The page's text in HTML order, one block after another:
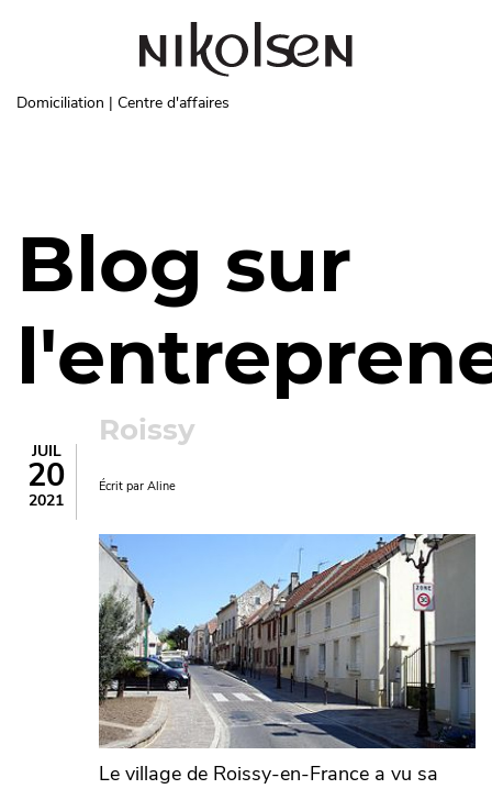
Domiciliation | Centre d'affaires
Blog sur
JUIL
20
2021
Roissy
Écrit par Aline
Image
Le village de Roissy-en-France a vu sa